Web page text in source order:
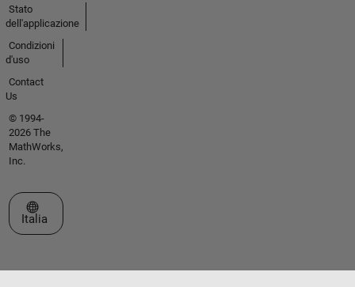
Stato
dell'applicazione
Condizioni
d'uso
Contact
Us
© 1994-
2026 The
MathWorks,
Inc.
Seleziona un sito web
Italia